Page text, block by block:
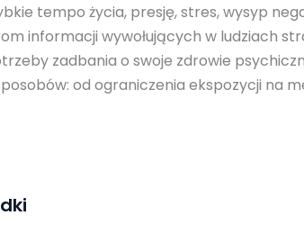
tempo życia, presję, stres, wysyp
informacji wywołujących w ludziach
zadbania o swoje zdrowie
od ograniczenia ekspozycji na